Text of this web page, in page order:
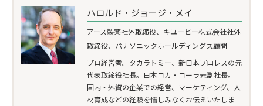
ハロルド・ジョージ・メイ
アース製薬社外取締役、キユーピー株式会社社外
取締役、パナソニックホールディングス顧問
プロ経営者。タカラトミー、新日本プロレスの元
代表取締役社長。日本コカ・コーラ元副社長。
国内・外資の企業での経営、マーケティング、人
材育成などの経験を惜しみなくお伝えいたしま